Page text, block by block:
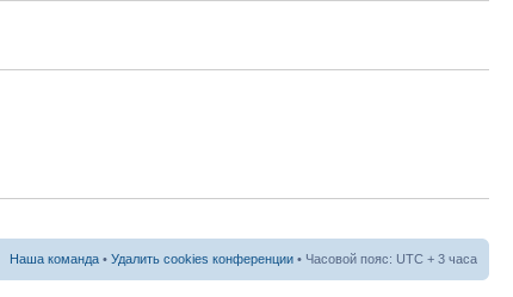
Наша команда • Удалить cookies конференции • Часовой пояс: UTC + 3 часа